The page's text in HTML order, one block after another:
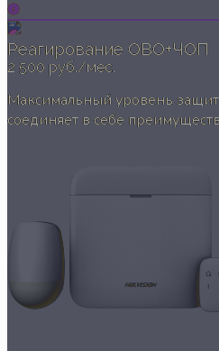
Реагирование ОВО+ЧОП
2 500 руб./мес.
Максимальный уровень
соединяет в себе